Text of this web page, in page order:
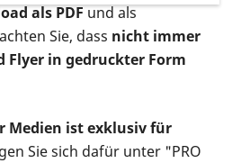
als PDFund als
Sie, dass nicht immer
Flyer in gedruckter Form
Medien ist exklusiv für
Sie sich dafür unter "PRO